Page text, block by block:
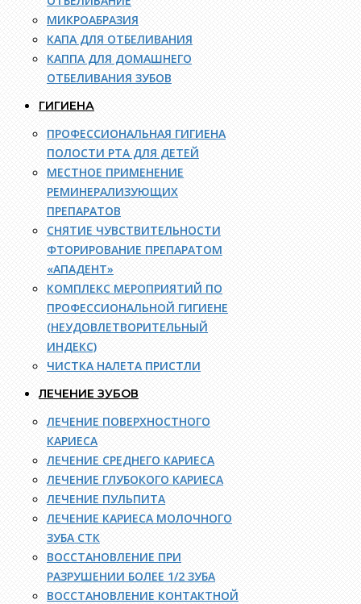
МИКРОАБРАЗИЯ
КАПА ДЛЯ ОТБЕЛИВАНИЯ
КАППА ДЛЯ ДОМАШНЕГО
ОТБЕЛИВАНИЯ ЗУБОВ
ГИГИЕНА
ПРОФЕССИОНАЛЬНАЯ ГИГИЕНА
ПОЛОСТИ РТА ДЛЯ ДЕТЕЙ
МЕСТНОЕ ПРИМЕНЕНИЕ
РЕМИНЕРАЛИЗУЮЩИХ
ПРЕПАРАТОВ
СНЯТИЕ ЧУВСТВИТЕЛЬНОСТИ
ФТОРИРОВАНИЕ ПРЕПАРАТОМ
«АПАДЕНТ»
КОМПЛЕКС МЕРОПРИЯТИЙ ПО
ПРОФЕССИОНАЛЬНОЙ ГИГИЕНЕ
(НЕУДОВЛЕТВОРИТЕЛЬНЫЙ
ИНДЕКС)
ЧИСТКА НАЛЕТА ПРИСТЛИ
ЛЕЧЕНИЕ ЗУБОВ
ЛЕЧЕНИЕ ПОВЕРХНОСТНОГО
КАРИЕСА
ЛЕЧЕНИЕ СРЕДНЕГО КАРИЕСА
ЛЕЧЕНИЕ ГЛУБОКОГО КАРИЕСА
ЛЕЧЕНИЕ ПУЛЬПИТА
ЛЕЧЕНИЕ КАРИЕСА МОЛОЧНОГО
ЗУБА СТК
ВОССТАНОВЛЕНИЕ ПРИ
РАЗРУШЕНИИ БОЛЕЕ 1/2 ЗУБА
ВОССТАНОВЛЕНИЕ КОНТАКТНОЙ